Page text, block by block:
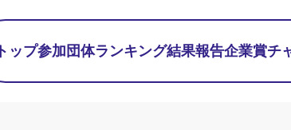
ップ参加団体ランキング結果報告企業賞チ